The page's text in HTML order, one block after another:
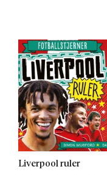
Liverpool ruler